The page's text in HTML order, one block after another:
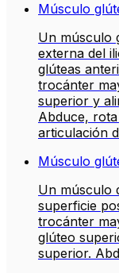
Músculo
Un músculo
externa del
glúteas
trocánter
superior y
Abduce,
articulación
Músculo
Un músculo
superficie
trocánter
glúteo
superior.